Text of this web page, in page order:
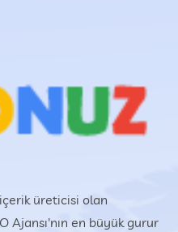
içerik üreticisi olan
Ajansı'nın en büyük gurur